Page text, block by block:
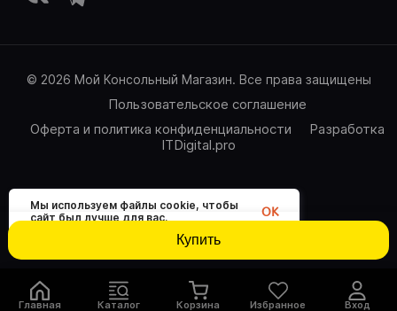
Купить
© 2026 Мой Консольный Магазин. Все права защищены
Пользовательское соглашение
Оферта и политика конфиденциальности
Разработка
ITDigital.pro
Главная Каталог Корзина Избранное Вход
Мы используем файлы cookie, чтобы
сайт был лучше для вас.
OK